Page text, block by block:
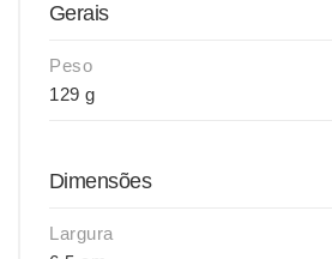
Gerais
Peso
129 g
Dimensões
Largura